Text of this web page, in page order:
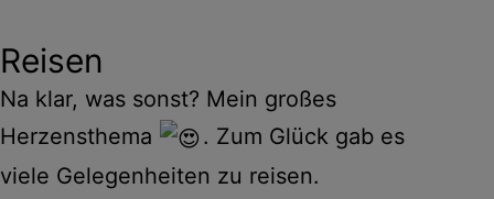
Reisen
Na klar, was sonst? Mein großes
Herzensthema
. Zum Glück gab es
viele Gelegenheiten zu reisen.